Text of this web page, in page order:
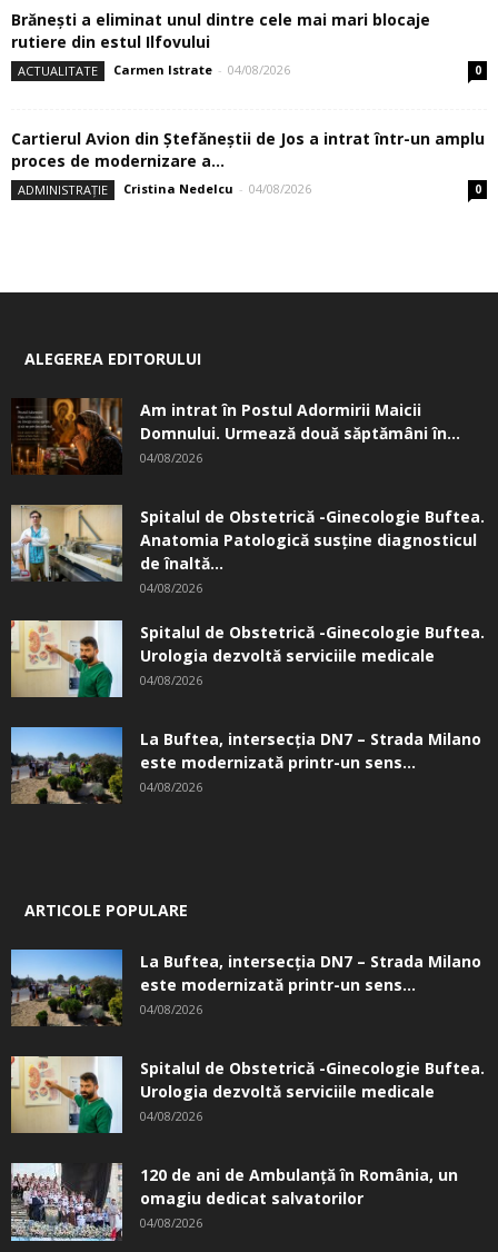
Brănești a eliminat unul dintre cele mai mari blocaje
rutiere din estul Ilfovului
ACTUALITATE Carmen Istrate - 04/08/2026 0
Cartierul Avion din Ştefăneştii de Jos a intrat într-un amplu
proces de modernizare a...
ADMINISTRAȚIE Cristina Nedelcu - 04/08/2026 0
ALEGEREA EDITORULUI
Am intrat în Postul Adormirii Maicii
Domnului. Urmează două săptămâni în...
04/08/2026
Spitalul de Obstetrică -Ginecologie Buftea.
Anatomia Patologică susţine diagnosticul
de înaltă...
04/08/2026
Spitalul de Obstetrică -Ginecologie Buftea.
Urologia dezvoltă serviciile medicale
04/08/2026
La Buftea, intersecţia DN7 – Strada Milano
este modernizată printr-un sens...
04/08/2026
ARTICOLE POPULARE
La Buftea, intersecţia DN7 – Strada Milano
este modernizată printr-un sens...
04/08/2026
Spitalul de Obstetrică -Ginecologie Buftea.
Urologia dezvoltă serviciile medicale
04/08/2026
120 de ani de Ambulanță în România, un
omagiu dedicat salvatorilor
04/08/2026